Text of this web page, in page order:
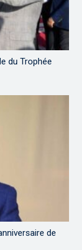
du Trophée
de